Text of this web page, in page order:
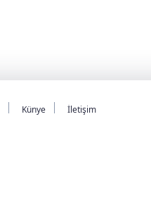
Künye İletişim